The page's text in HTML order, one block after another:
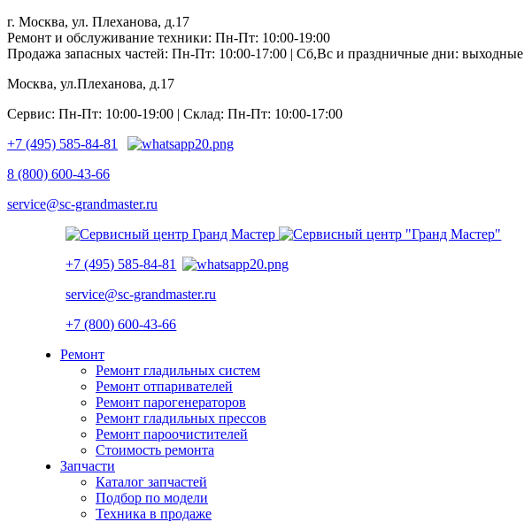
г. Москва, ул. Плеханова, д.17
Ремонт и обслуживание техники: Пн-Пт: 10:00-19:00
Продажа запасных частей: Пн-Пт: 10:00-17:00 | Сб,Вс и праздничные дни: выходные
Москва, ул.Плеханова, д.17
Сервис: Пн-Пт: 10:00-19:00 | Склад: Пн-Пт: 10:00-17:00
+7 (495) 585-84-81
8 (800) 600-43-66
service@sc-grandmaster.ru
+7 (495) 585-84-81
service@sc-grandmaster.ru
+7 (800) 600-43-66
Ремонт
Ремонт гладильных систем
Ремонт отпаривателей
Ремонт парогенераторов
Ремонт гладильных прессов
Ремонт пароочистителей
Стоимость ремонта
Запчасти
Каталог запчастей
Подбор по модели
Техника в продаже